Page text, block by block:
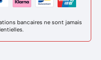
bancaires ne sont jamais